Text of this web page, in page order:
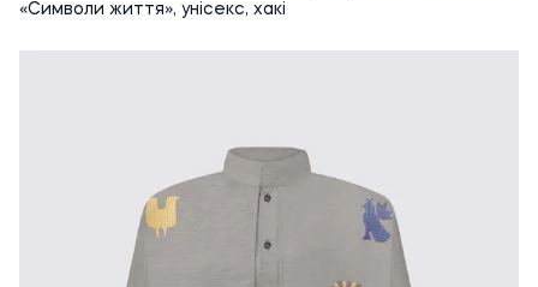
«Символи життя», унісекс, хакі